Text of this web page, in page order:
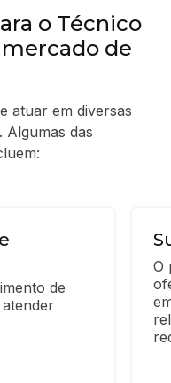
o Técnico
de
atuar em diversas
Algumas das
de
O